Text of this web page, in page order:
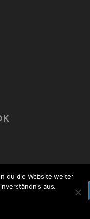
du die Website weiter
aus.